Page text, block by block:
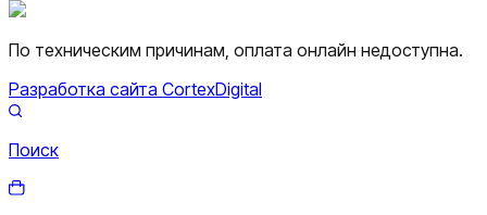
По техническим причинам, оплата онлайн недоступна.
Разработка сайта CortexDigital
Поиск